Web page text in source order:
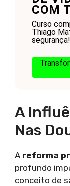
COM
Curso
Thiago
segurança!
A
Nas
A reforma
profundo
conceito de